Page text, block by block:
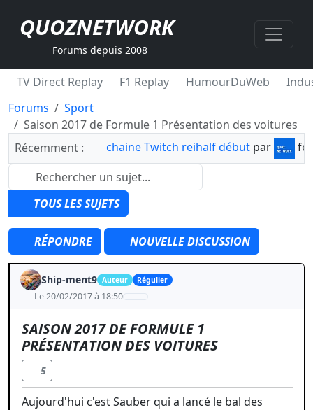
QUOZNETWORK
Forums depuis 2008
TV Direct Replay F1 Replay HumourDuWeb
Forums
Sport
Saison 2017 de Formule 1 Présentation des voitures
Récemment :
chaine Twitch reihalf début par
TOUS LES SUJETS
RÉPONDRE NOUVELLE DISCUSSION
Ship-ment9 Auteur Régulier
Le 20/02/2017 à 18:50
SAISON 2017 DE FORMULE 1
PRÉSENTATION DES VOITURES
5
Aujourd'hui c'est Sauber qui a lancé le bal des